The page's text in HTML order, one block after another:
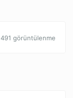
491 görüntülenme